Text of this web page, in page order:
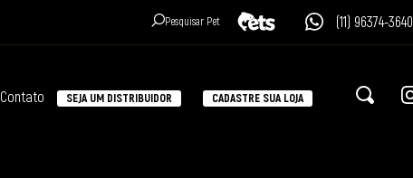
Pesquisar Pet (11) 96374-3640
Contato SEJA UM DISTRIBUIDOR CADASTRE SUA LOJA